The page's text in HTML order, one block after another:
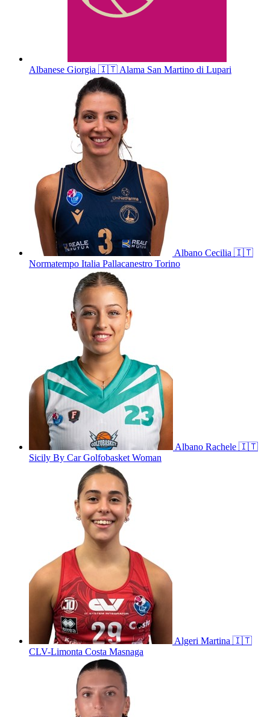
Albanese Giorgia 🇮🇹Alama San Martino di Lupari
Albano Cecilia 🇮🇹
Normatempo Italia Pallacanestro Torino
Albano Rachele 🇮🇹
Sicily By Car Golfobasket Woman
Algeri Martina 🇮🇹
CLV-Limonta Costa Masnaga